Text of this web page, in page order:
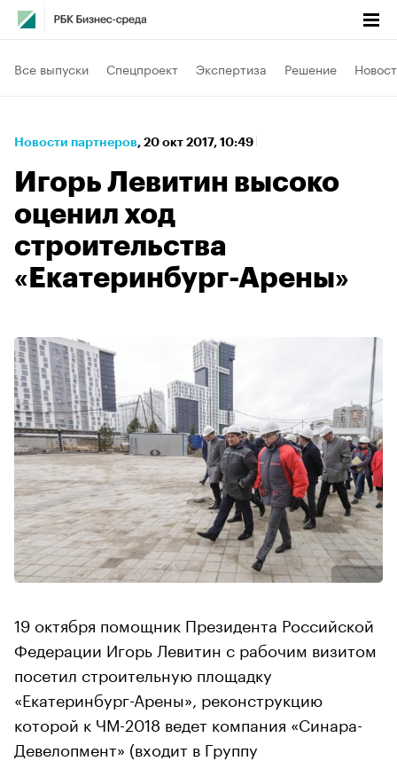
Все выпуски Спецпроект Экспертиза Решение
Новости партнеров⁠, 20 окт 2017, 10:49
Игорь Левитин высоко
оценил ход
строительства
«Екатеринбург-Арены»
19 октября помощник Президента Российской
Федерации Игорь Левитин с рабочим визитом
посетил строительную площадку
«Екатеринбург-Арены», реконструкцию
которой к ЧМ-2018 ведет компания «Синара-
Девелопмент» (входит в Группу